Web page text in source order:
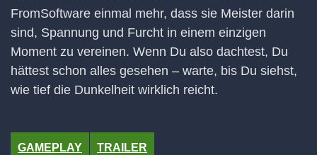
FromSoftware einmal mehr, dass sie Meister darin
sind, Spannung und Furcht in einem einzigen
Moment zu vereinen. Wenn Du also dachtest, Du
hättest schon alles gesehen – warte, bis Du siehst,
wie tief die Dunkelheit wirklich reicht.
GAMEPLAY TRAILER